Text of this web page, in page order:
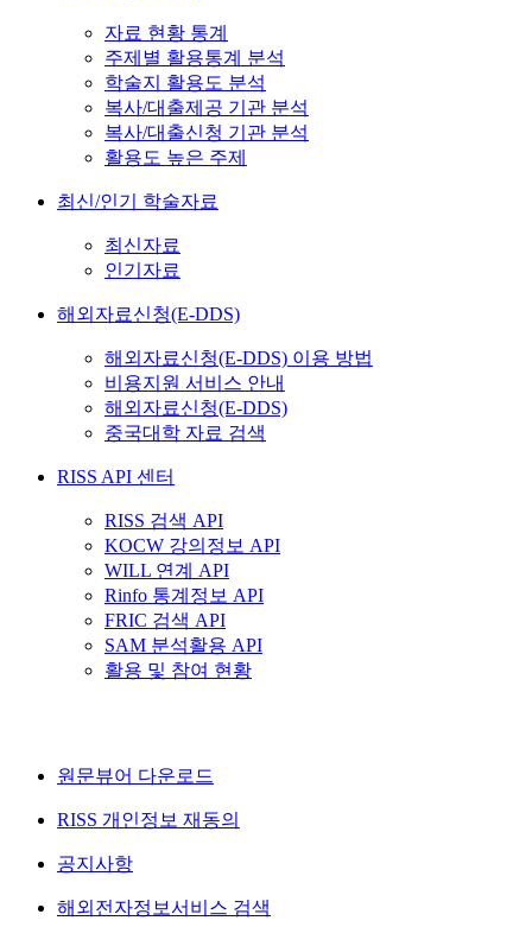
자료 현황 통계
주제별 활용통계 분석
학술지 활용도 분석
복사/대출제공 기관 분석
복사/대출신청 기관 분석
활용도 높은 주제
최신/인기 학술자료
최신자료
인기자료
해외자료신청(E-DDS)
해외자료신청(E-DDS) 이용 방법
비용지원 서비스 안내
해외자료신청(E-DDS)
중국대학 자료 검색
RISS API 센터
RISS 검색 API
KOCW 강의정보 API
WILL 연계 API
Rinfo 통계정보 API
FRIC 검색 API
SAM 분석활용 API
활용 및 참여 현황
원문뷰어 다운로드
RISS 개인정보 재동의
공지사항
해외전자정보서비스 검색